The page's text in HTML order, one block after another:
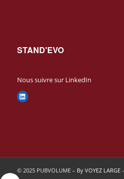
STAND'EVO
Nous suivre sur LinkedIn
LinkedIn
© 2025 PUBVOLUME – By VOYEZ LARGE-